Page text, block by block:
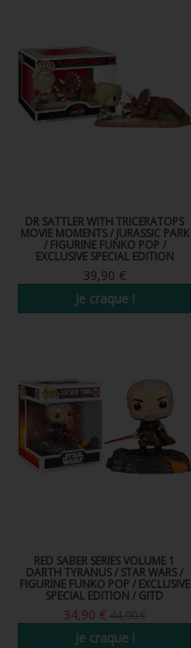
DR SATTLER WITH TRICERATOPS
MOVIE MOMENTS / JURASSIC PARK
/ FIGURINE FUNKO POP /
EXCLUSIVE SPECIAL EDITION
39,90 €
Je craque !
RED SABER SERIES VOLUME 1
DARTH TYRANUS / STAR WARS /
FIGURINE FUNKO POP / EXCLUSIVE
SPECIAL EDITION / GITD
34,90 € 44,90 €
Je craque !